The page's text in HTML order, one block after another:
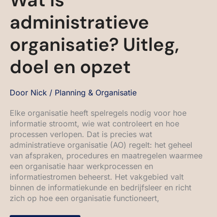
administratieve
organisatie? Uitleg,
doel en opzet
Door Nick / Planning & Organisatie
Elke organisatie heeft spelregels nodig voor hoe
informatie stroomt, wie wat controleert en hoe
processen verlopen. Dat is precies wat
administratieve organisatie (AO) regelt: het geheel
van afspraken, procedures en maatregelen waarmee
een organisatie haar werkprocessen en
informatiestromen beheerst. Het vakgebied valt
binnen de informatiekunde en bedrijfsleer en richt
zich op hoe een organisatie functioneert,